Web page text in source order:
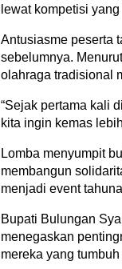
lewat kompetisi
Antusiasme peserta
sebelumnya.
olahraga tradisional
“Sejak pertama kali
kita ingin kemas
Lomba menyumpit
membangun
menjadi event
Bupati Bulungan
menegaskan
mereka yang